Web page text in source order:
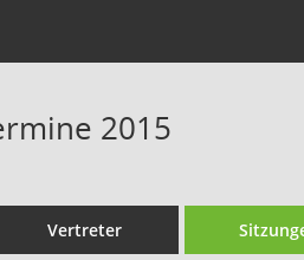
2015
Vertreter